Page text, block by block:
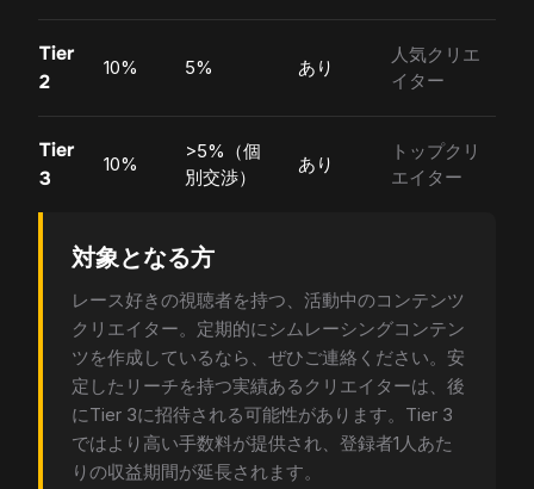
Tier
2
10% 5% あり
人気クリエ
イター
Tier
3
10%
>5%（個
別交渉）
あり
トップクリ
エイター
対象となる方
レース好きの視聴者を持つ、活動中のコンテンツ
クリエイター。定期的にシムレーシングコンテン
ツを作成しているなら、ぜひご連絡ください。安
定したリーチを持つ実績あるクリエイターは、後
にTier 3に招待される可能性があります。Tier 3
ではより高い手数料が提供され、登録者1人あた
りの収益期間が延長されます。